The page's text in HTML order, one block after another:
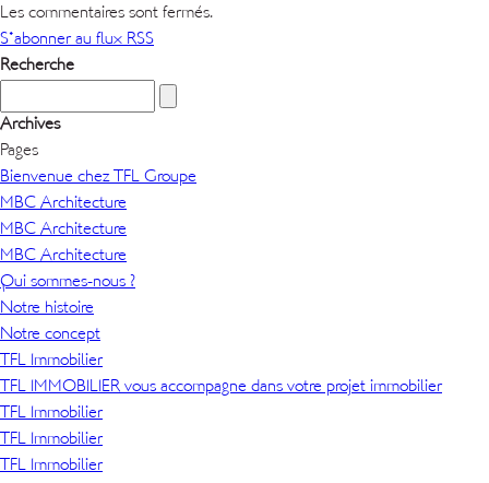
Les commentaires sont fermés.
S'abonner au flux RSS
Recherche
Archives
Pages
Bienvenue chez TFL Groupe
MBC Architecture
MBC Architecture
MBC Architecture
Qui sommes-nous ?
Notre histoire
Notre concept
TFL Immobilier
TFL IMMOBILIER vous accompagne dans votre projet immobilier
TFL Immobilier
TFL Immobilier
TFL Immobilier